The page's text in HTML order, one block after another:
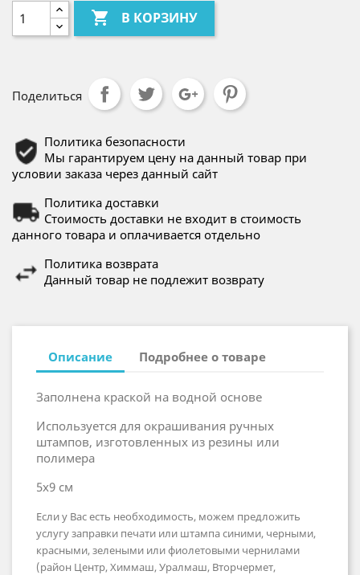
 В КОРЗИНУ
Поделиться
Политика безопасности
Мы гарантируем цену на данный товар при
условии заказа через данный сайт
Политика доставки
Стоимость доставки не входит в стоимость
данного товара и оплачивается отдельно
Политика возврата
Данный товар не подлежит возврату
Описание Подробнее о товаре
Заполнена краской на водной основе
Используется для окрашивания ручных
штампов, изготовленных из резины или
полимера
5х9 см
Если у Вас есть необходимость, можем предложить
услугу заправки печати или штампа синими, черными,
красными, зелеными или фиолетовыми чернилами
(район Центр, Химмаш, Уралмаш, Вторчермет,